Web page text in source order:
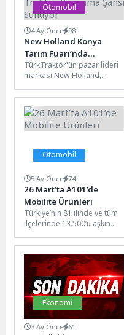
Otomobil
4 Ay Önce 98
New Holland Konya
Tarım Fuarı’nda
Çiftçilere T580B Traktör
Kazanma Şansı Sunuyor
TürkTraktör'ün pazar lideri
markası New Holland,
ekipmanları ve hassas tarım
teknolojilerinden oluşan...
Otomobil
5 Ay Önce 74
26 Mart’ta A101’de
Mobilite Ürünleri
Türkiye’nin 81 ilinde ve tüm
ilçelerinde 13.500’ü aşkın
1.200’den fazla tedarikçisiyle
perakende...
Ekonomi
3 Ay Önce 61